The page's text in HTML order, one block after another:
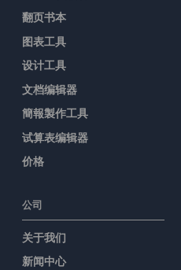
翻页书本
图表工具
设计工具
文档编辑器
簡報製作工具
试算表编辑器
价格
公司
关于我们
新闻中心